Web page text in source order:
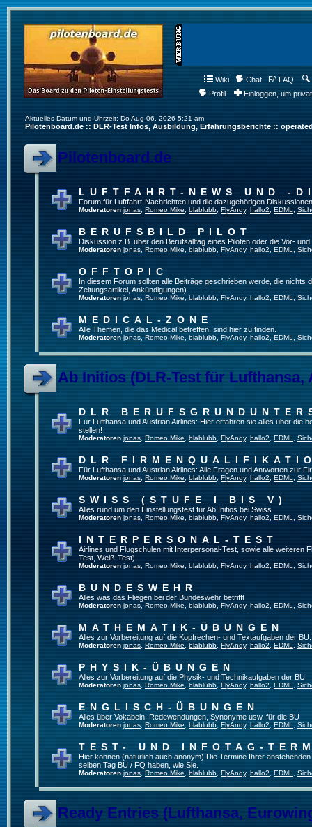
Wiki Chat FAQ
Profil
Einloggen, um
Aktuelles Datum und Uhrzeit: Do Aug 06, 2026 5:21 am
Pilotenboard.de :: DLR-Test Infos, Ausbildung, Erfahrungsberichte ::
Pilotenboard.de
LUFTFAHRT-NEWS UND -
Forum für Luftfahrt-Nachrichten und die dazugehörigen
Moderatoren jonas Romeo.Mike blablubb FlyAndy, hallo2 EDML
BERUFSBILD PILOT
Diskussion z.B. über den Berufsalltag eines Piloten oder die Vor-
Moderatoren jonas Romeo.Mike blablubb FlyAndy, hallo2 EDML
OFFTOPIC
In diesem Forum sollten alle Beiträge geschrieben werde, die
Zeitungsartikel, Ankündigungen).
Moderatoren jonas Romeo.Mike blablubb FlyAndy, hallo2 EDML
MEDICAL-ZONE
Alle Themen, die das Medical betreffen, sind hier zu finden.
Moderatoren jonas Romeo.Mike blablubb FlyAndy, hallo2 EDML
Ab Initios (DLR-Test für Lufthansa,
DLR
Für Lufthansa und Austrian Airlines: Hier erfahren sie alles über die
stellen!
Moderatoren jonas Romeo.Mike blablubb FlyAndy, hallo2 EDML
DLR
Für Lufthansa und Austrian Airlines: Alle Fragen und Antworten zur
Moderatoren jonas Romeo.Mike blablubb FlyAndy, hallo2 EDML
SWISS (STUFE I BIS V)
Alles rund um den Einstellungstest für Ab Initios bei Swiss
Moderatoren jonas Romeo.Mike blablubb FlyAndy, hallo2 EDML
INTERPERSONAL-TEST
Airlines und Flugschulen mit Interpersonal-Test, sowie alle weiteren
Test, Weiß-Test)
Moderatoren jonas Romeo.Mike blablubb FlyAndy, hallo2 EDML
BUNDESWEHR
Alles was das Fliegen bei der Bundeswehr betrifft
Moderatoren jonas Romeo.Mike blablubb FlyAndy, hallo2 EDML
MATHEMATIK-ÜBUNGEN
Alles zur Vorbereitung auf die Kopfrechen- und Textaufgaben der BU.
Moderatoren jonas Romeo.Mike blablubb FlyAndy, hallo2 EDML
PHYSIK-ÜBUNGEN
Alles zur Vorbereitung auf die Physik- und Technikaufgaben der BU.
Moderatoren jonas Romeo.Mike blablubb FlyAndy, hallo2 EDML
ENGLISCH-ÜBUNGEN
Alles über Vokabeln, Redewendungen, Synonyme usw. für die BU
Moderatoren jonas Romeo.Mike blablubb FlyAndy, hallo2 EDML
TEST- UND INFOTAG-
Hier können (natürlich auch anonym) Die Termine Ihrer
selben Tag BU / FQ haben, wie Sie.
Moderatoren jonas Romeo.Mike blablubb FlyAndy, hallo2 EDML
Ready Entries (Lufthansa,